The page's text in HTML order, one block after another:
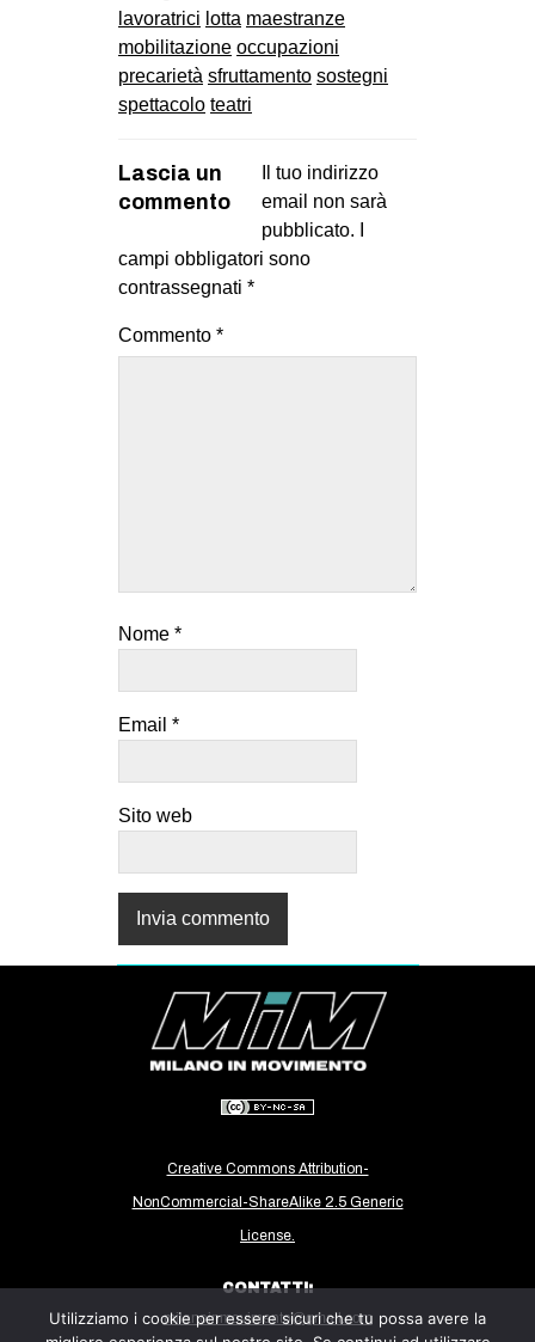
lavoratrici lotta maestranze
mobilitazione occupazioni
precarietà sfruttamento sostegni
spettacolo teatri
Lascia un
commento
Il tuo indirizzo
email non sarà
pubblicato.
campi obbligatori sono
contrassegnati *
Commento *
Nome *
Email *
Sito web
Creative Commons Attribution-
NonCommercial-ShareAlike 2.5 Generic
License.
CONTATTI:
milanoinmovimento@gmail.com
Utilizziamo i cookie per essere sicuri che tu possa avere la